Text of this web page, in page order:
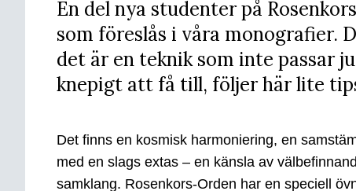
En del nya studenter på
som föreslås i våra monografier.
det är en teknik som inte passar
knepigt att få till, följer här lite
Det finns en kosmisk harmoniering, en
med en slags extas – en känsla av
samklang. Rosenkors-Orden har en speciell